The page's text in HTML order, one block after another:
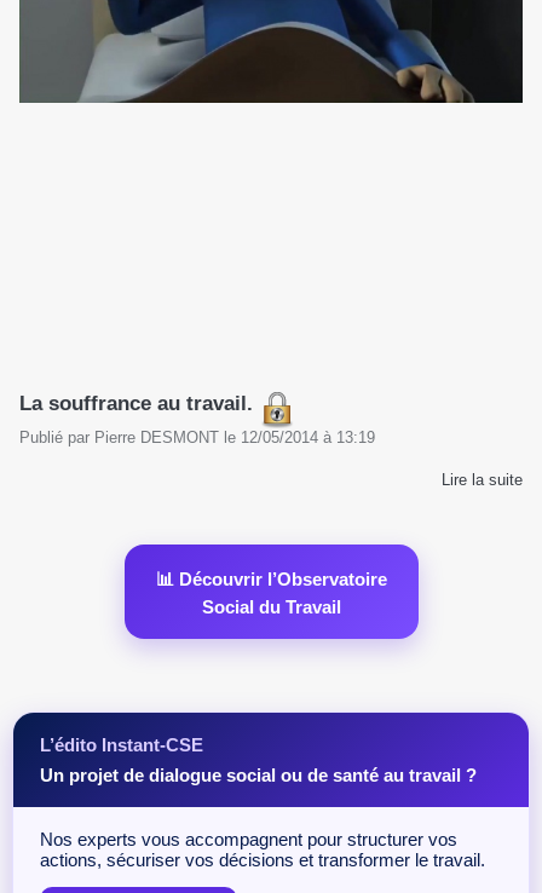
La souffrance au travail.
Publié par Pierre DESMONT le 12/05/2014 à 13:19
Lire la suite
📊 Découvrir l’Observatoire
Social du Travail
L’édito Instant-CSE
Un projet de dialogue social ou de santé au travail ?
Nos experts vous accompagnent pour structurer vos
actions, sécuriser vos décisions et transformer le travail.